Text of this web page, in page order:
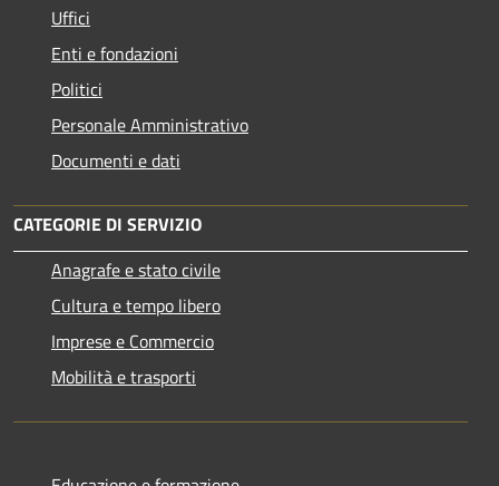
Uffici
Enti e fondazioni
Politici
Personale Amministrativo
Documenti e dati
CATEGORIE DI SERVIZIO
Anagrafe e stato civile
Cultura e tempo libero
Imprese e Commercio
Mobilità e trasporti